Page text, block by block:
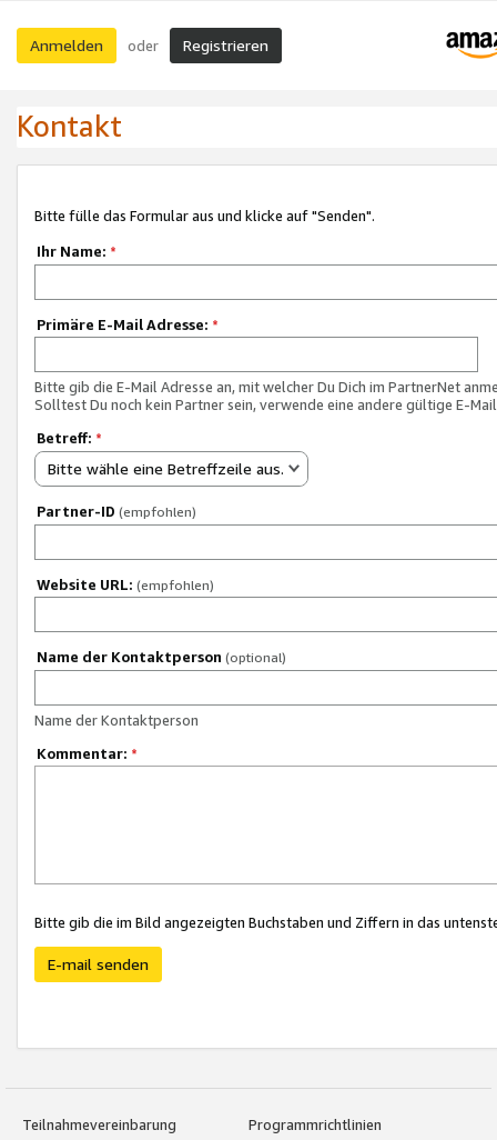
Anmelden oder Registrieren
Kontakt
Bitte fülle das Formular aus und klicke auf "Senden".
Ihr Name: *
Primäre E-Mail Adresse: *
Bitte gib die E-Mail Adresse an, mit welcher Du Dich im PartnerNet
Solltest Du noch kein Partner sein, verwende eine andere gültige E-
Betreff: *
Bitte wähle eine Betreffzeile aus.
Partner-ID (empfohlen)
Website URL: (empfohlen)
Name der Kontaktperson (optional)
Name der Kontaktperson
Kommentar: *
Bitte gib die im Bild angezeigten Buchstaben und Ziffern in das
E-mail senden
Teilnahmevereinbarung
Programmrichtlinien